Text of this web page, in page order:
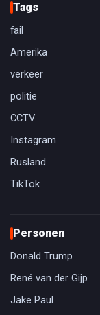
Tags
fail
Amerika
verkeer
politie
CCTV
Instagram
Rusland
TikTok
Personen
Donald Trump
René van der Gijp
Jake Paul